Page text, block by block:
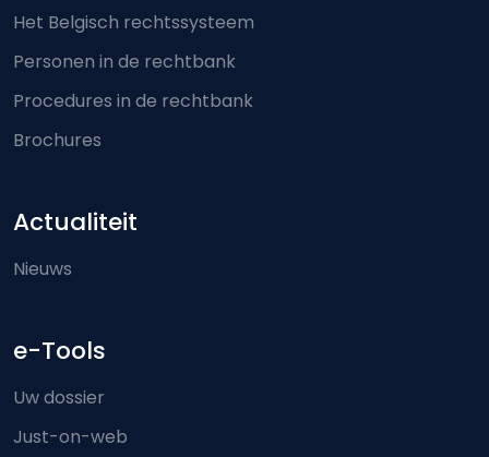
Het Belgisch rechtssysteem
Personen in de rechtbank
Procedures in de rechtbank
Brochures
Actualiteit
Nieuws
e-Tools
Uw dossier
Just-on-web